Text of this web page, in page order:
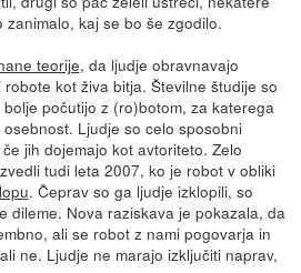
kaj se bo še zgodilo.
teorije, da ljudje obravnavajo
kot živa bitja. Številne študije so
počutijo z (ro)botom, za katerega
Ljudje so celo sposobni
jih dojemajo kot avtoriteto. Zelo
tudi leta 2007, ko je robot v obliki
. Čeprav so ga ljudje izklopili, so
dileme. Nova raziskava je pokazala, da
ali se robot z nami pogovarja in
ne. Ljudje ne marajo izključiti naprav,